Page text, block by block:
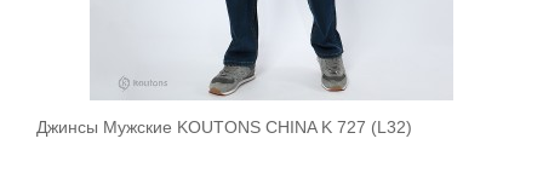
В корзину
Джинсы Мужские KOUTONS CHINA K 727 (L32)